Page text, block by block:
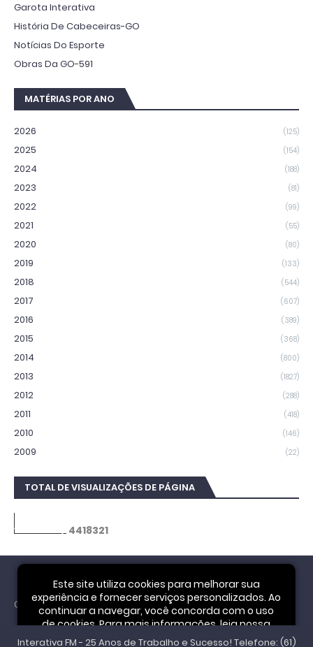
Garota Interativa
História De Cabeceiras-GO
Notícias Do Esporte
Obras Da GO-591
MATÉRIAS POR ANO
2026 (125)
2025 (154)
2024 (188)
2023 (81)
2022 (99)
2021 (55)
2020 (80)
2019 (133)
2018 (544)
2017 (607)
2016 (389)
2015 (368)
2014 (800)
2013 (1827)
2012 (288)
2011 (418)
2010 (146)
2009 (22)
TOTAL DE VISUALIZAÇÕES DE PÁGINA
4418321
Cookie Notice
Este site utiliza cookies para melhorar sua
experiência e fornecer serviços personalizados. Ao
continuar a navegar, você concorda com o uso
de cookies. Para mais informações, leia nossa
Interativa FM - 25 Anos de Trabalho e Sucesso! Telefone: (61)